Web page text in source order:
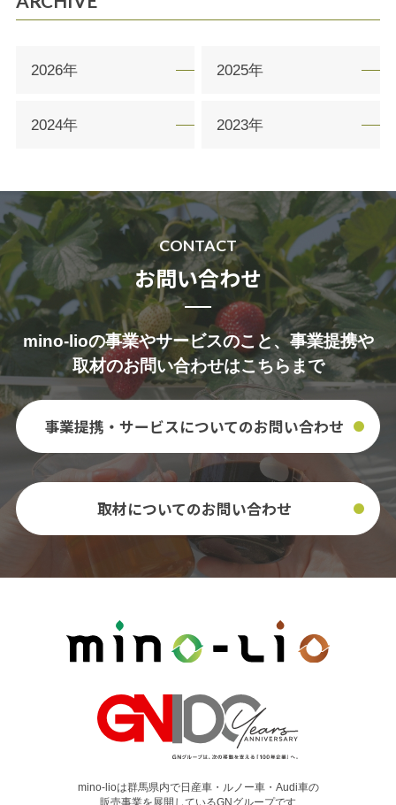
2026年 2025年
2024年 2023年
CONTACT
お問い合わせ
mino-lioの事業やサービスのこと、事業提携や
取材のお問い合わせはこちらまで
事業提携・サービスについてのお問い合わせ
取材についてのお問い合わせ
mino-lioは群馬県内で日産車・ルノー車・Audi車の
販売事業を展開しているGNグループです